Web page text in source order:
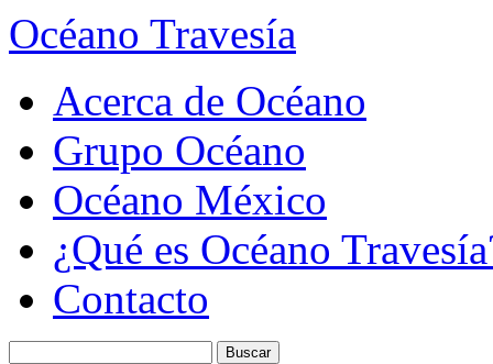
Océano Travesía
Acerca de Océano
Grupo Océano
Océano México
¿Qué es Océano
Contacto